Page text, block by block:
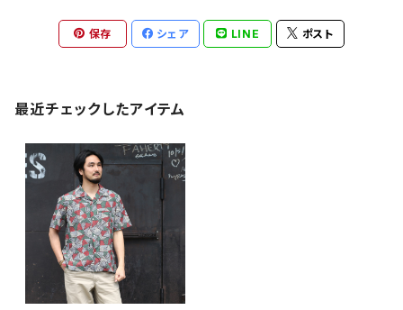
保存 シェア LINE ポスト
最近チェックしたアイテム